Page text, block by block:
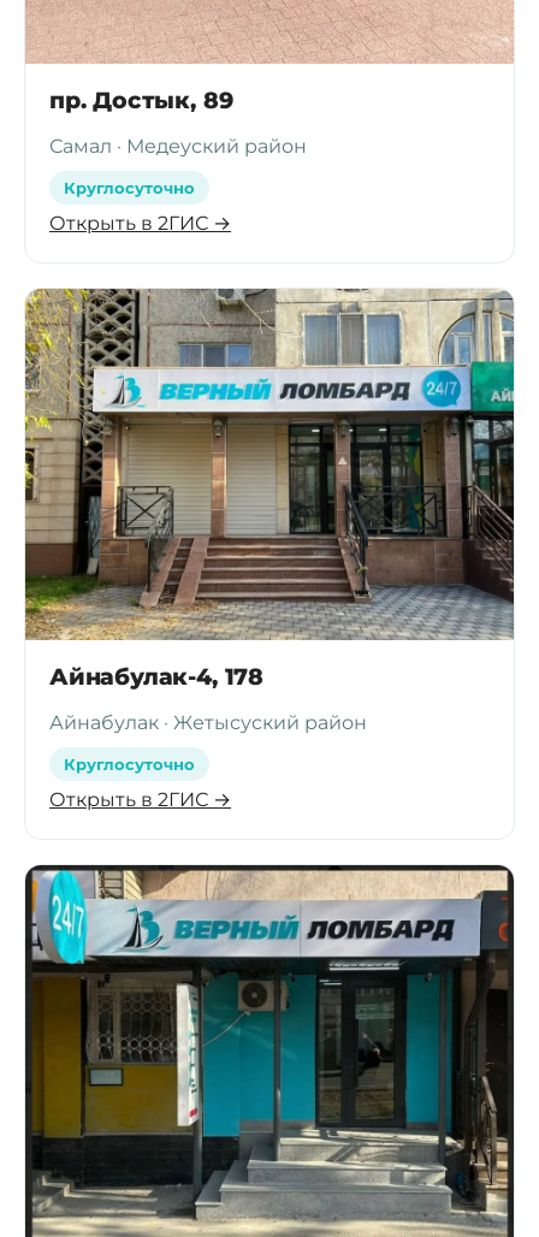
пр. Достык, 89
Самал · Медеуский район
Круглосуточно
Открыть в 2ГИС →
Айнабулак-4, 178
Айнабулак · Жетысуский район
Круглосуточно
Открыть в 2ГИС →